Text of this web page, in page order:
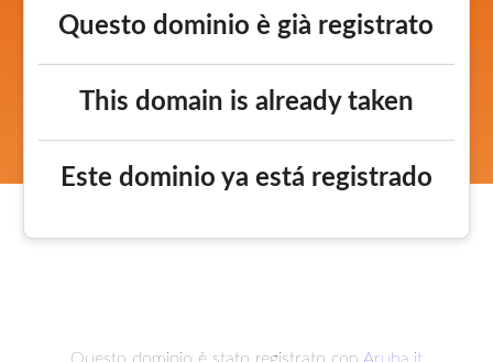
Questo dominio è già registrato
This domain is already taken
Este dominio ya está registrado